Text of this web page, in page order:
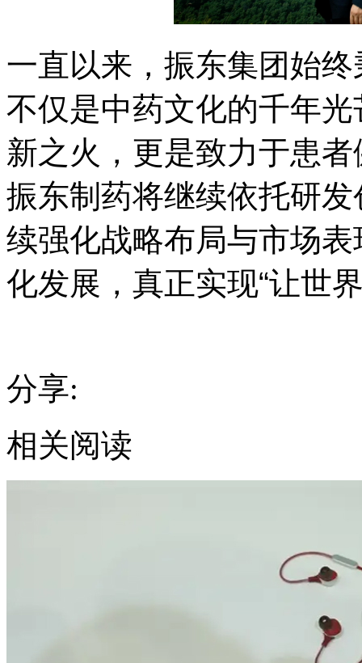
一直以来，振东集团始
不仅是中药文化的千年
新之火，更是致力于患
振东制药将继续依托研
续强化战略布局与市场
化发展，真正实现“让世
分享:
相关阅读